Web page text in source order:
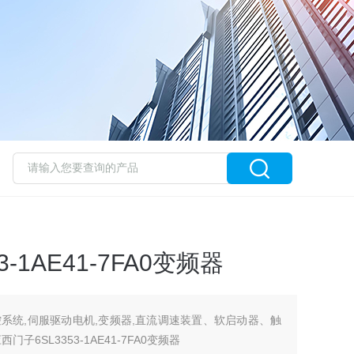
1AE41-7FA0变频器
统,伺服驱动电机,变频器,直流调速装置、软启动器、触
门子6SL3353-1AE41-7FA0变频器